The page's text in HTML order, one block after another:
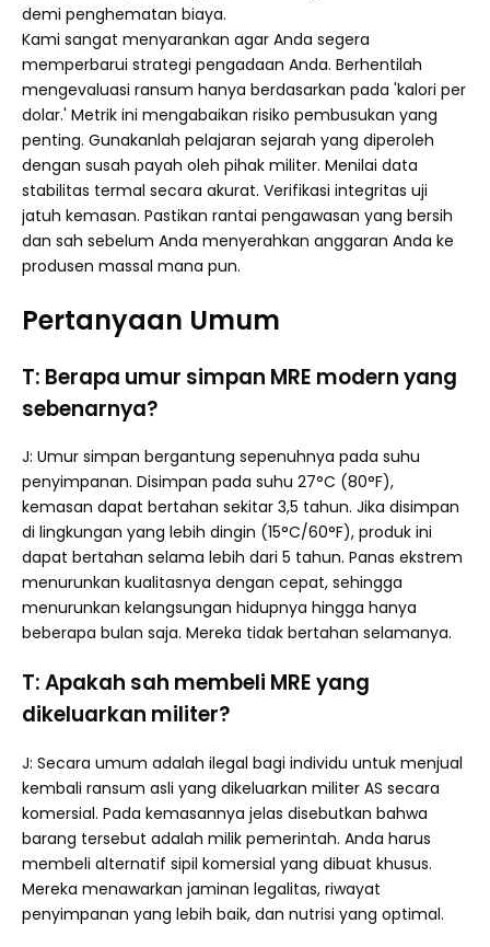
demi penghematan biaya.
Kami sangat menyarankan agar Anda segera
memperbarui strategi pengadaan Anda. Berhentilah
mengevaluasi ransum hanya berdasarkan pada 'kalori per
dolar.' Metrik ini mengabaikan risiko pembusukan yang
penting. Gunakanlah pelajaran sejarah yang diperoleh
dengan susah payah oleh pihak militer. Menilai data
stabilitas termal secara akurat. Verifikasi integritas uji
jatuh kemasan. Pastikan rantai pengawasan yang bersih
dan sah sebelum Anda menyerahkan anggaran Anda ke
produsen massal mana pun.
Pertanyaan Umum
T: Berapa umur simpan MRE modern yang
sebenarnya?
J: Umur simpan bergantung sepenuhnya pada suhu
penyimpanan. Disimpan pada suhu 27°C (80°F),
kemasan dapat bertahan sekitar 3,5 tahun. Jika disimpan
di lingkungan yang lebih dingin (15°C/60°F), produk ini
dapat bertahan selama lebih dari 5 tahun. Panas ekstrem
menurunkan kualitasnya dengan cepat, sehingga
menurunkan kelangsungan hidupnya hingga hanya
beberapa bulan saja. Mereka tidak bertahan selamanya.
T: Apakah sah membeli MRE yang
dikeluarkan militer?
J: Secara umum adalah ilegal bagi individu untuk menjual
kembali ransum asli yang dikeluarkan militer AS secara
komersial. Pada kemasannya jelas disebutkan bahwa
barang tersebut adalah milik pemerintah. Anda harus
membeli alternatif sipil komersial yang dibuat khusus.
Mereka menawarkan jaminan legalitas, riwayat
penyimpanan yang lebih baik, dan nutrisi yang optimal.